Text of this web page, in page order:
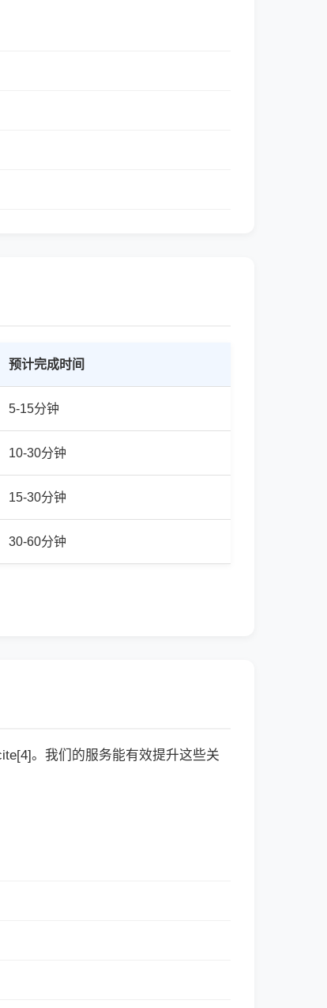
预计完成时间
5-15分钟
10-30分钟
15-30分钟
30-60分钟
。我们的服务能有效提升这些关